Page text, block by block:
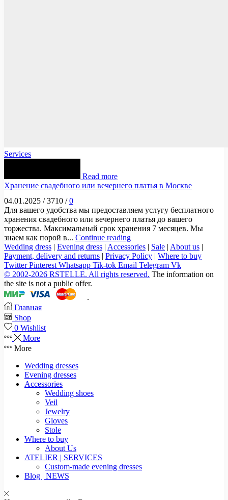
Services
Read more
Хранение свадебного или вечернего платья в Москве
04.01.2025 / 3710 / 0
Для вашего удобства мы предоставляем услугу бесплатного
хранения свадебного или вечернего платья до вашего
торжества. Максимальный срок хранения 7 месяцев. Мы
знаем как порой в... Continue reading
Wedding dress | Evening dress | Accessories | Sale | About us |
Payment, delivery and returns | Privacy Policy | Where to buy
Twitter Pinterest Whatsapp Tik-tok Email Telegram Vk
© 2002-2026 RSTELLE. All rights reserved. The information on
the site is not a public offer.
.
Главная
Shop
0 Wishlist
More
More
Wedding dresses
Evening dresses
Accessories
Wedding shoes
Veil
Jewelry
Gloves
Stole
Where to buy
About Us
ATELIER | SERVICES
Custom-made evening dresses
Blog | NEWS